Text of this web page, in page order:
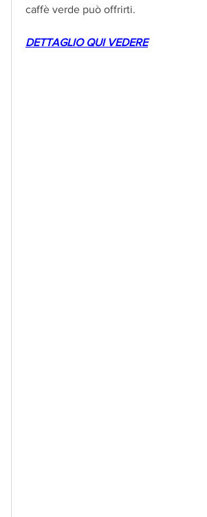
caffè verde può offrirti.
DETTAGLIO QUI VEDERE